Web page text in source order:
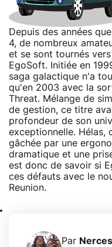
Depuis des années
4, de nombreux
et se sont tournés
EgoSoft. Initiée en
saga galactique n'a
qu'en 2003 avec la
Threat. Mélange de
de gestion, ce titre
profondeur de son
exceptionnelle. Hélas,
gâchée par une
dramatique et une
est donc de savoir si
ces défauts avec le
Reunion.
Par Nerces